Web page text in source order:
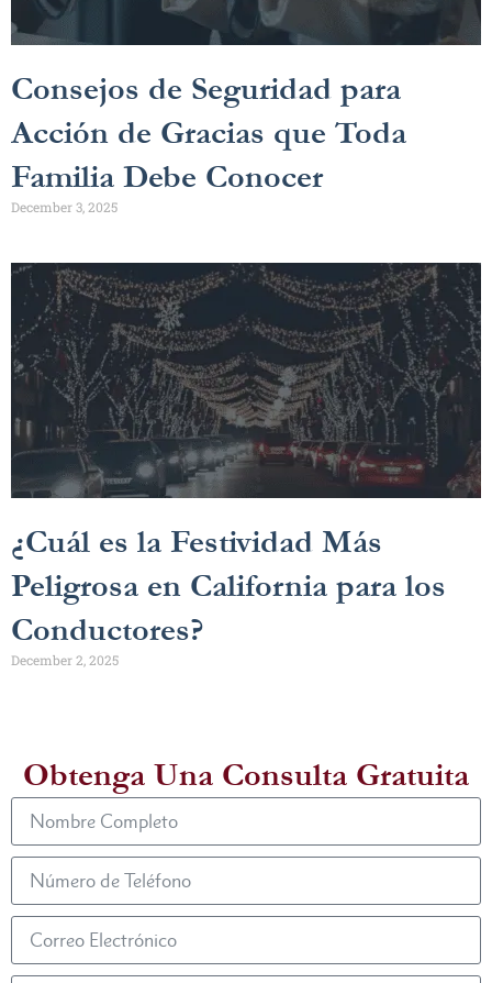
Consejos de Seguridad para
Acción de Gracias que Toda
Familia Debe Conocer
December 3, 2025
¿Cuál es la Festividad Más
Peligrosa en California para los
Conductores?
December 2, 2025
Obtenga Una Consulta Gratuita